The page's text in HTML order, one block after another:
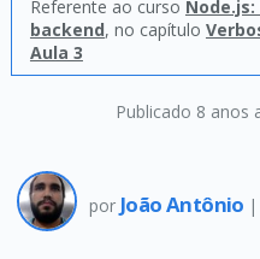
Publicado 8 anos
Referente ao curso
backend, no capítulo
Aula 3
por João Antônio |